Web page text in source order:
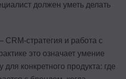
должен уметь делать
стратегия и работа с
это означает умение
конкретного продукта: где